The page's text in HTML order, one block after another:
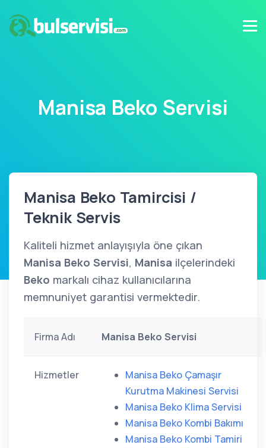
Manisa Beko Servisi
Manisa Beko Tamircisi /
Teknik Servis
Kaliteli hizmet anlayışıyla öne çıkan
Manisa Beko Servisi, Manisa ilçelerindeki
Beko markalı cihaz kullanıcılarına
memnuniyet garantisi vermektedir.
Firma Adı Manisa Beko Servisi
Hizmetler
Manisa Beko Çamaşır
Kurutma Makinesi Servisi
Manisa Beko Klima Servisi
Manisa Beko Kombi Bakımı
Manisa Beko Kombi Tamiri